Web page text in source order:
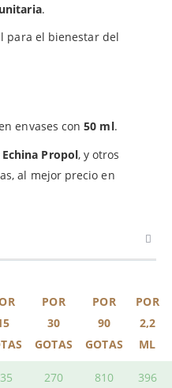
.
para el bienestar del
envases con50 ml.
Echina Propol, y otros
al mejor precio en
POR
30
GOTAS
POR
90
GOTAS
POR
2,2
ML
270
810
396